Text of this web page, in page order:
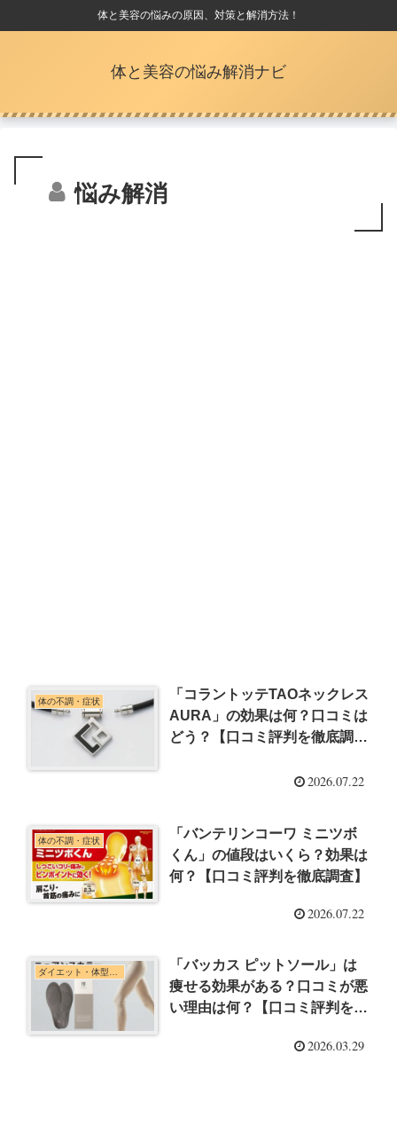
体と美容の悩みの原因、対策と解消方法！
体と美容の悩み解消ナビ
悩み解消
体の不調・症状
「コラントッテTAOネックレス
AURA」の効果は何？口コミは
どう？【口コミ評判を徹底調
2026.07.22
体の不調・症状
「バンテリンコーワ ミニツボ
くん」の値段はいくら？効果は
何？【口コミ評判を徹底調査】
2026.07.22
ダイエット・体型管理
「バッカス ピットソール」は
痩せる効果がある？口コミが悪
い理由は何？【口コミ評判を徹
2026.03.29